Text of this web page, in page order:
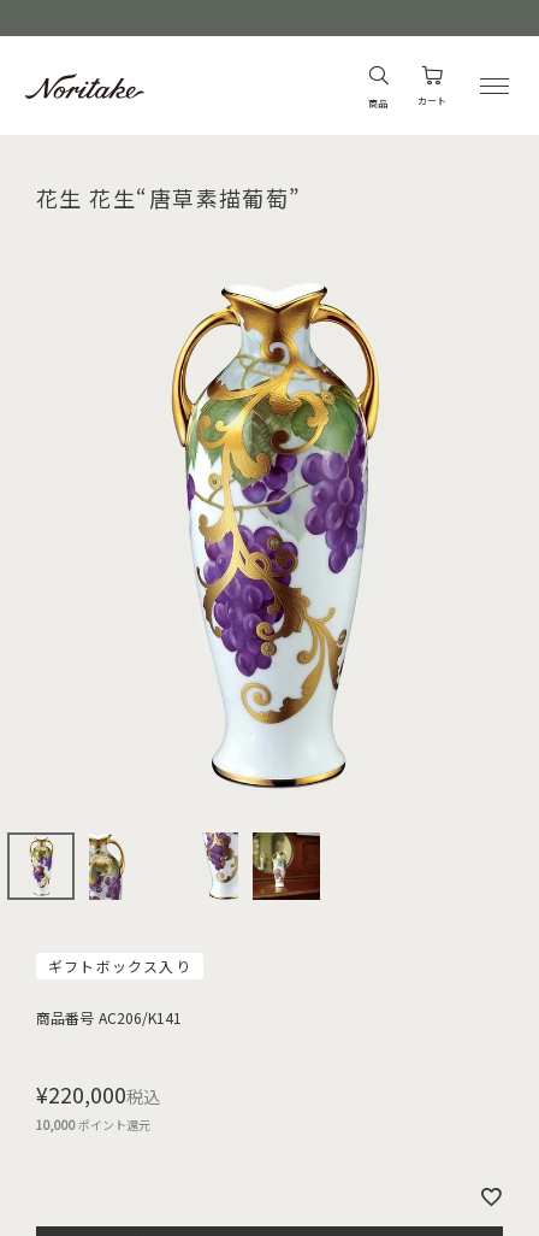
商品 カート
花生 花生“唐草素描葡萄”
ギフトボックス入り
商品番号 AC206/K141
¥220,000税込
10,000ポイント還元